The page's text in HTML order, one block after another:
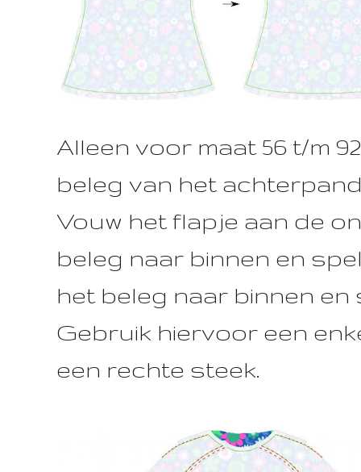
Alleen voor maat 56 t/m
beleg van het
Vouw het flapje aan de
beleg naar binnen en
het beleg naar binnen en
Gebruik hiervoor een
een rechte steek.